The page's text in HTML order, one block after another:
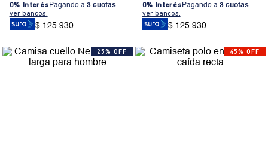
0% Interés Pagando a 3 cuotas.
ver bancos.
$ 125.930
0% Interés Pagando a 3 cuotas.
ver bancos.
$ 125.930
25% OFF 45% OFF